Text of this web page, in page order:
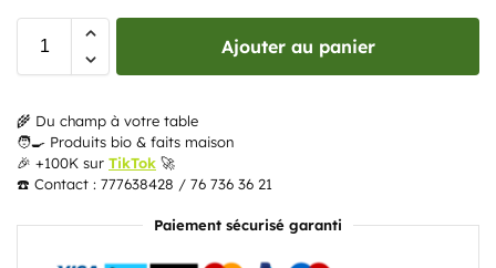
Ajouter au panier
🌾 Du champ à votre table
🧑‍🍳 Produits bio & faits maison
🎉 +100K sur TikTok 🚀
☎️ Contact : 777638428 / 76 736 36 21
Paiement sécurisé garanti